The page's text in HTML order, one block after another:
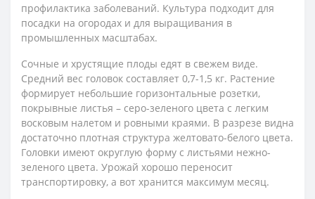
профилактика заболеваний. Культура подходит для
посадки на огородах и для выращивания в
промышленных масштабах.
Сочные и хрустящие плоды едят в свежем виде.
Средний вес головок составляет 0,7-1,5 кг. Растение
формирует небольшие горизонтальные розетки,
покрывные листья – серо-зеленого цвета с легким
восковым налетом и ровными краями. В разрезе видна
достаточно плотная структура желтовато-белого цвета.
Головки имеют округлую форму с листьями нежно-
зеленого цвета. Урожай хорошо переносит
транспортировку, а вот хранится максимум месяц.